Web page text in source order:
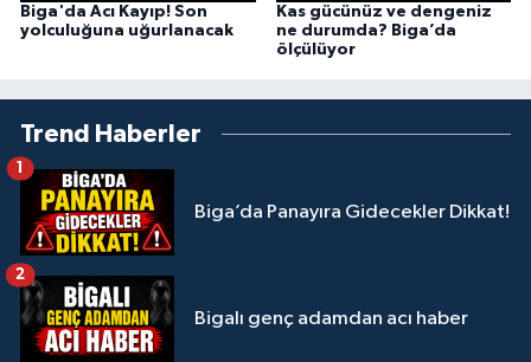
Biga'da Acı Kayıp! Son
yolculuğuna uğurlanacak
Kas gücünüz ve dengeniz
ne durumda? Biga’da
ölçülüyor
Trend Haberler
Biga’da Panayıra Gidecekler Dikkat!
1
Bigalı genç adamdan acı haber
2